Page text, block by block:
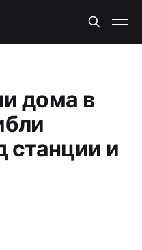
дома в
станции и